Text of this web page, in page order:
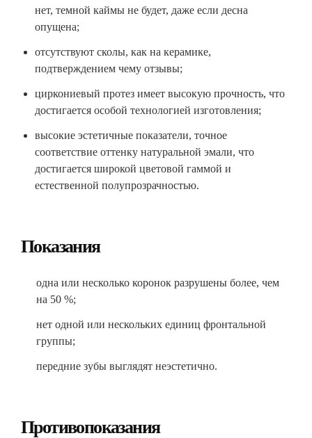
нет, темной каймы не будет, даже если десна
опущена;
отсутствуют сколы, как на керамике,
подтверждением чему отзывы;
циркониевый протез имеет высокую прочность, что
достигается особой технологией изготовления;
высокие эстетичные показатели, точное
соответствие оттенку натуральной эмали, что
достигается широкой цветовой гаммой и
естественной полупрозрачностью.
Показания
одна или несколько коронок разрушены более, чем
на 50 %;
нет одной или нескольких единиц фронтальной
группы;
передние зубы выглядят неэстетично.
Противопоказания